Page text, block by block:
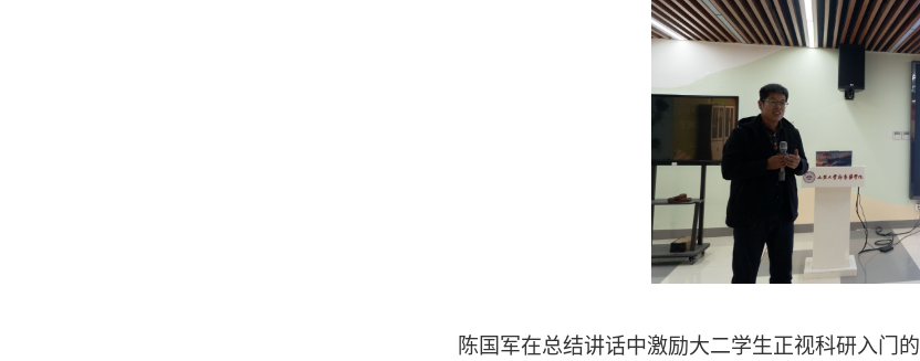
陈国军在总结讲话中激励大二学生正视科研入门的